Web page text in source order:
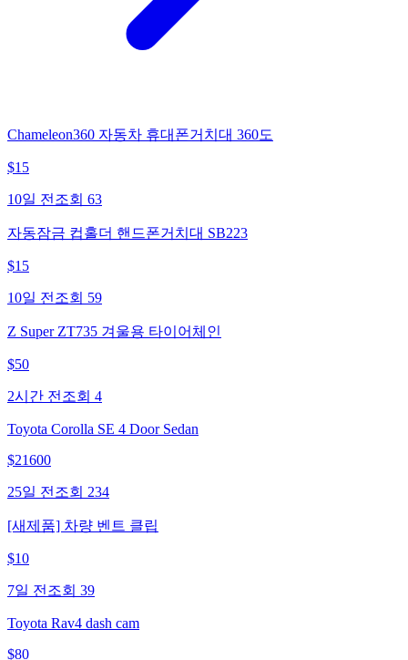
Chameleon360 자동차 휴대폰거치대 360도
$15
10일 전 조회 63
자동잠금 컵홀더 핸드폰거치대 SB223
$15
10일 전 조회 59
Z Super ZT735 겨울용 타이어체인
$50
2시간 전 조회 4
Toyota Corolla SE 4 Door Sedan
$21600
25일 전 조회 234
[새제품] 차량 벤트 클립
$10
7일 전 조회 39
Toyota Rav4 dash cam
$80